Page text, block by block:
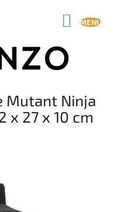
Mutant Ninja
x 27 x 10 cm